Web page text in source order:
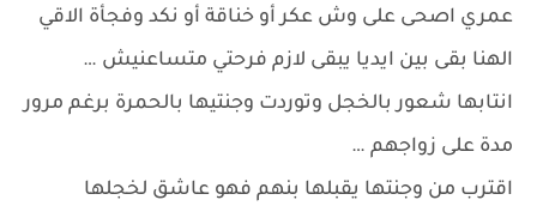
عمري اصحى على وش عكر أو خناقة أو نكد وفجأة الاقي
الهنا بقى بين ايديا يبقى لازم فرحتي متساعنيش …
انتابها شعور بالخجل وتوردت وجنتيها بالحمرة برغم مرور
مدة على زواجهم …
اقترب من وجنتها يقبلها بنهم فهو عاشق لخجلها